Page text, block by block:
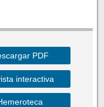
PDF
interactiva